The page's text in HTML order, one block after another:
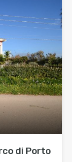
di Porto